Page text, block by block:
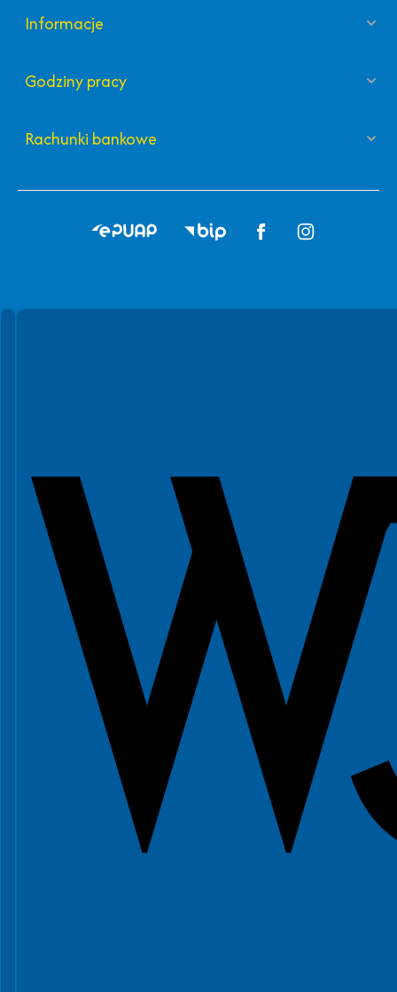
Informacje
Godziny pracy
Rachunki bankowe
Spełniamy standardy WCAG 2.2
Spełniamy standardy W3C